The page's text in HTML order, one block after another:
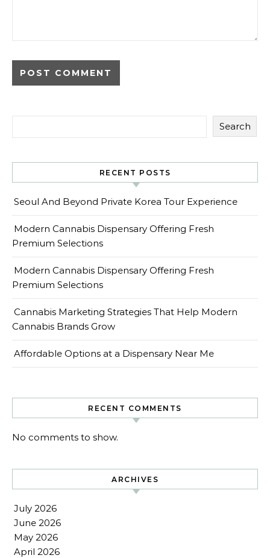
Search
RECENT POSTS
Seoul And Beyond Private Korea Tour Experience
Modern Cannabis Dispensary Offering Fresh
Premium Selections
Modern Cannabis Dispensary Offering Fresh
Premium Selections
Cannabis Marketing Strategies That Help Modern
Cannabis Brands Grow
Affordable Options at a Dispensary Near Me
RECENT COMMENTS
No comments to show.
ARCHIVES
July 2026
June 2026
May 2026
April 2026